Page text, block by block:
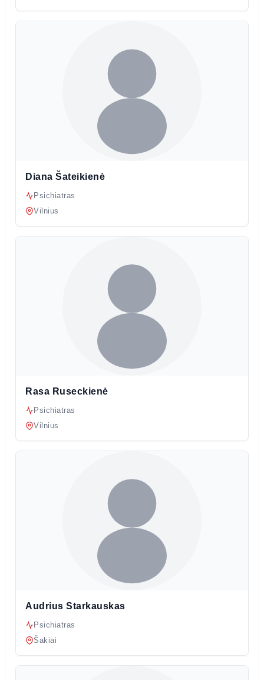
Diana Šateikienė
Psichiatras
Vilnius
Rasa Ruseckienė
Psichiatras
Vilnius
Audrius Starkauskas
Psichiatras
Šakiai